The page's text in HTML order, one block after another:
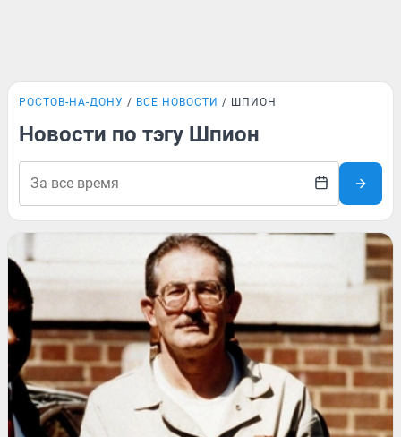
РОСТОВ-НА-ДОНУ ВСЕ НОВОСТИ ШПИОН
Новости по тэгу Шпион